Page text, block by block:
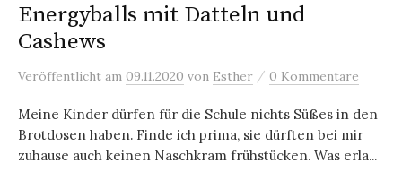
Energyballs mit Datteln und
Cashews
Veröffentlicht am 09.11.2020 von Esther / 0 Kommentare
Meine Kinder dürfen für die Schule nichts Süßes in den
Brotdosen haben. Finde ich prima, sie dürften bei mir
zuhause auch keinen Naschkram frühstücken. Was erla...